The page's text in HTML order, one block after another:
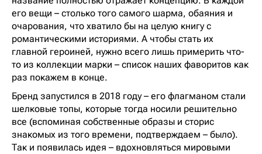
его вещи – столько того самого шарма, обаяния и
очарования, что хватило бы на целую книгу с
романтическими историями. А чтобы стать их
главной героиней, нужно всего лишь примерить что-
то из коллекции марки – список наших фаворитов как
раз покажем в конце.
Бренд запустился в 2018 году – его флагманом стали
шелковые топы, которые тогда носили решительно
все (вспоминая собственные образы и сторис
знакомых из того времени, подтверждаем – было).
Так и появилась идея – вдохновляться мировыми